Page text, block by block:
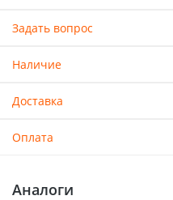
Задать вопрос
Наличие
Доставка
Оплата
Аналоги